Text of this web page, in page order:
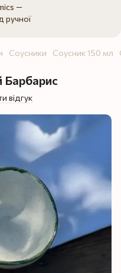
Соусники Соусник 150 мл
Барбарис
відгук